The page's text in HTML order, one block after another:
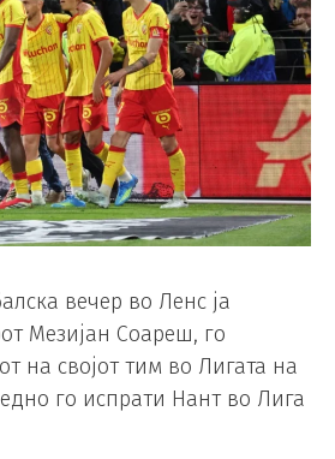
вечер во Ленс ја
Мезијан Соареш, го
на својот тим во Лигата на
го испрати Нант во Лига